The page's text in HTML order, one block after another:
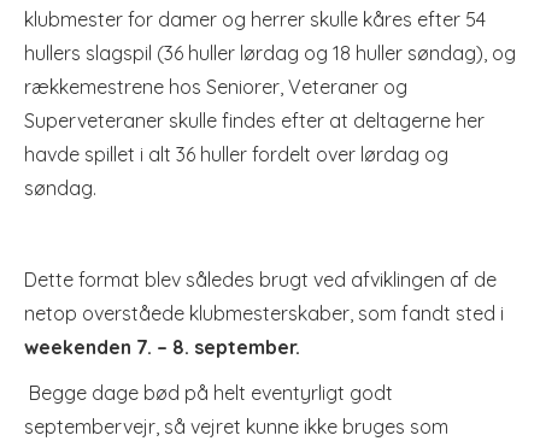
klubmester for damer og herrer skulle kåres efter 54
hullers slagspil (36 huller lørdag og 18 huller søndag), og
rækkemestrene hos Seniorer, Veteraner og
Superveteraner skulle findes efter at deltagerne her
havde spillet i alt 36 huller fordelt over lørdag og
søndag.
Dette format blev således brugt ved afviklingen af de
netop overståede klubmesterskaber, som fandt sted i
weekenden 7. – 8. september.
Begge dage bød på helt eventyrligt godt
septembervejr, så vejret kunne ikke bruges som